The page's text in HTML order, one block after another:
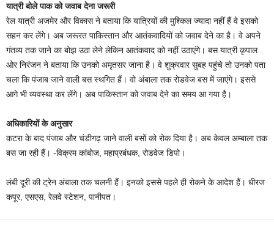
यात्री बोले पाक को जवाब देना जरूरी
रेल यात्री अजमेर और विकास ने बताया कि यात्रियों की मुश्किल ज्यादा नहीं हैं वे इसको
सहन कर लेंगे। अब जरूरत पाकिस्तान और आतंकवादियों को जवाब देने का है। वे अपने
गंतव्य तक जाने का बोझ उठा लेने लेकिन आतंकवाद को नहीं उठाएंगे। बस यात्री कृपाल
ओर निरंजन ने बताया कि उनको अमृतसर जाना है। वे शुक्रवार सुबह पहुंचे तो उनको पता
चला कि पंजाब जाने वाली बस स्थगित हैं। वो अंबाला तक रोडवेज बस में जाएंगे। इससे
आगे भी व्यवस्था कर लेंगे। अब पाकिस्तान को जवाब देने का समय आ गया है।
अधिकारियों के अनुसार
कटरा के बाद पंजाब और चंडीगढ़ जाने वाली बसों को रोक दिया है। अब केवल अम्बाला तक
बस जा रही हैं। -विक्रम कांबोज, महाप्रबंधक, रोडवेज डिपो।
लंबी दूरी की ट्रेन अंबाला तक चलनी हैं। इनको इससे पहले ही रोकने के आदेश हैं। धीरज
कपूर, एसएस, रेलवे स्टेशन, पानीपत।